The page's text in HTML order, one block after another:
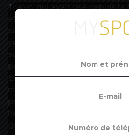
Tokyo, qui avait usé depuis la
efficace dépréciation de sa
sa croissance, vit très mal ce
yen. Il va peser sur les exports
profits rapatriés de l’étranger
En fin de journée, les
promis de réagir. ‘Nous allons
gardant un oeil sur l’impact